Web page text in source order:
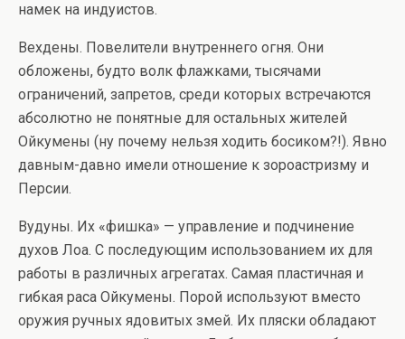
намек на индуистов.
Вехдены. Повелители внутреннего огня. Они
обложены, будто волк флажками, тысячами
ограничений, запретов, среди которых встречаются
абсолютно не понятные для остальных жителей
Ойкумены (ну почему нельзя ходить босиком?!). Явно
давным-давно имели отношение к зороастризму и
Персии.
Вудуны. Их «фишка» — управление и подчинение
духов Лоа. С последующим использованием их для
работы в различных агрегатах. Самая пластичная и
гибкая раса Ойкумены. Порой используют вместо
оружия ручных ядовитых змей. Их пляски обладают